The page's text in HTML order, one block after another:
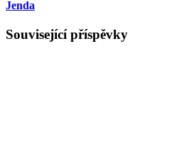
Jenda
Související příspěvky